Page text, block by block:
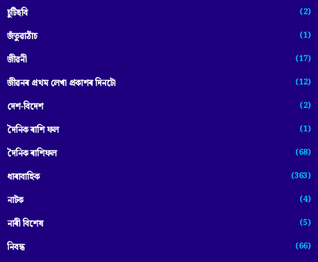
চুটিছবি (2)
জঁতুৱাঠাঁচ (1)
জীৱনী (17)
জীৱনৰ প্ৰথম লেখা প্ৰকাশৰ দিনটো (12)
দেশ-বিদেশ (2)
দৈনিক ৰাশি ফল (1)
দৈনিক ৰাশিফল (68)
ধাৰাবাহিক (363)
নাটক (4)
নাৰী বিশেষ (5)
নিবন্ধ (66)